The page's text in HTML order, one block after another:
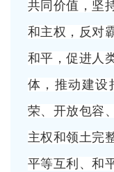
共同价值，坚
和主权，反对
和平，促进人
体，推动建设
荣、开放包容
主权和领土完
平等互利、和